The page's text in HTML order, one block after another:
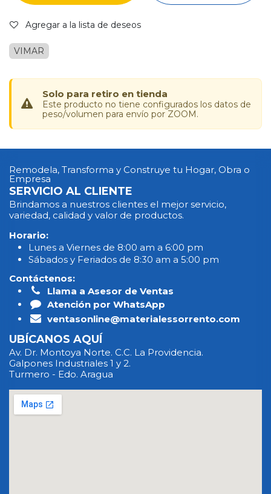
Agregar a la lista de deseos
VIMAR
Solo para retiro en tienda
Este producto no tiene configurados los datos de
peso/volumen para envío por ZOOM.
Remodela, Transforma y Construye tu Hogar, Obra o
Empresa
SERVICIO AL CLIENTE
Brindamos a nuestros clientes el mejor servicio,
variedad, calidad y valor de productos.
Horario:
Lunes a Viernes de 8:00 am a 6:00 pm
Sábados y Feriados de 8:30 am a 5:00 pm
Contáctenos:
Llama a Asesor de Ventas
Atención por WhatsApp
ventasonline@materialessorrento.com
UBÍCANOS AQUÍ
Av. Dr. Montoya Norte. C.C. La Providencia.
Galpones Industriales 1 y 2.
Turmero - Edo. Aragua